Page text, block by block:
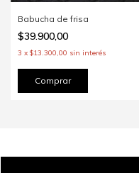
Babucha de frisa
$39.900,00
3 x $13.300,00 sin interés
Comprar